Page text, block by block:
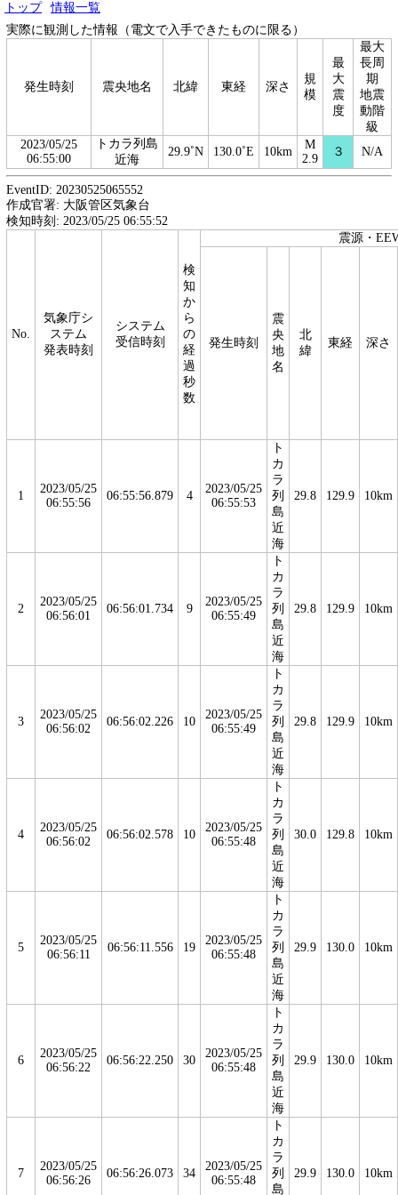
トップ
情報一覧
実際に観測した情報（電文で入手できたものに限る）
発生時刻 震央地名 北緯 東経 深さ
規
模
最
大
震
度
最大
長周
期
地震
動階
級
2023/05/25
06:55:00
トカラ列島
近海
29.9˚N 130.0˚E 10km
M
2.9
３ N/A
EventID: 20230525065552
作成官署: 大阪管区気象台
検知時刻: 2023/05/25 06:55:52
No.
気象庁シ
ステム
発表時刻
システム
受信時刻
検
知
か
ら
の
経
過
秒
数
震源・
発生時刻
震
央
地
名
北
緯
東経 深さ
1
2023/05/25
06:55:56
06:55:56.879 4
2023/05/25
06:55:53
ト
カ
ラ
列
島
近
海
29.8 129.9 10km
2
2023/05/25
06:56:01
06:56:01.734 9
2023/05/25
06:55:49
ト
カ
ラ
列
島
近
海
29.8 129.9 10km
3
2023/05/25
06:56:02
06:56:02.226 10
2023/05/25
06:55:49
ト
カ
ラ
列
島
近
海
29.8 129.9 10km
4
2023/05/25
06:56:02
06:56:02.578 10
2023/05/25
06:55:48
ト
カ
ラ
列
島
近
海
30.0 129.8 10km
5
2023/05/25
06:56:11
06:56:11.556 19
2023/05/25
06:55:48
ト
カ
ラ
列
島
近
海
29.9 130.0 10km
6
2023/05/25
06:56:22
06:56:22.250 30
2023/05/25
06:55:48
ト
カ
ラ
列
島
近
海
29.9 130.0 10km
7
2023/05/25
06:56:26
06:56:26.073 34
2023/05/25
06:55:48
ト
カ
ラ
列
島
29.9 130.0 10km